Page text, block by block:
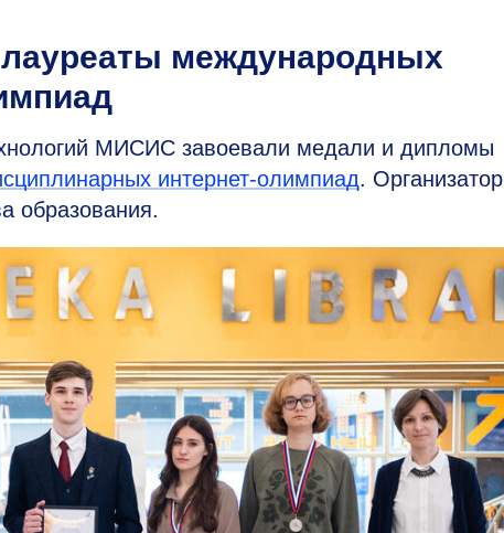
международных
МИСИС завоевали медали и дипломы
интернет-олимпиад. Организатор
образования.